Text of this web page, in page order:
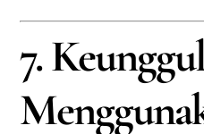
7.